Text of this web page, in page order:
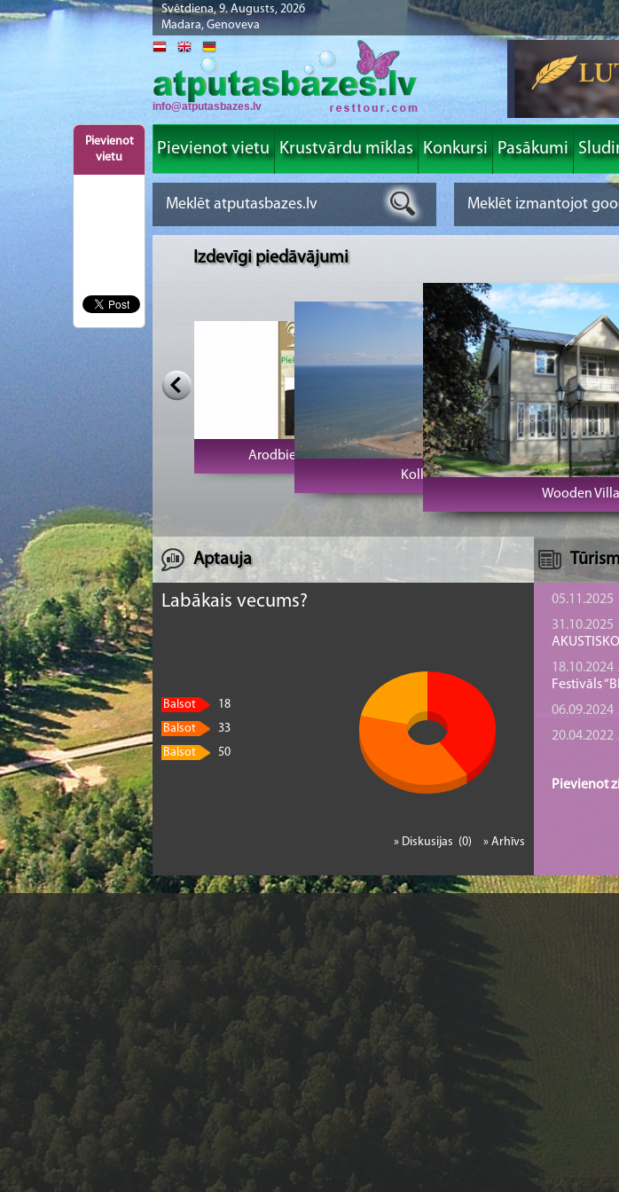
Svētdiena, 9. Augusts, 2026
Madara, Genoveva
Pievienot
vietu
info@atputasbazes.lv
Pievienot vietu Krustvārdu mīklas Konkursi Pasākumi
Izdevīgi piedāvājumi
Kolkas rags un bāka
Wooden Villa
Arodbiedrību klubs Vecrīga
Aptauja
Labākais vecums?
Balsot
18
Balsot
33
Balsot
50
» Arhīvs
» Diskusijas (0)
05.11.2025
31.10.2025
18.10.2024
Festivāls
06.09.2024
20.04.2022
Pievienot